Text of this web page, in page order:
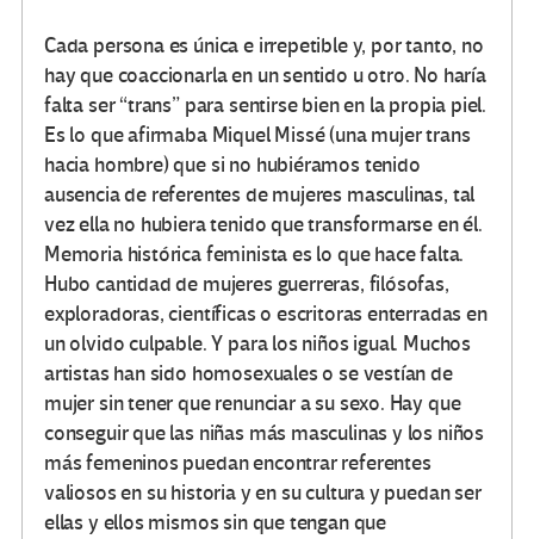
Cada persona es única e irrepetible y, por tanto, no
hay que coaccionarla en un sentido u otro. No haría
falta ser “trans” para sentirse bien en la propia piel.
Es lo que afirmaba Miquel Missé (una mujer trans
hacia hombre) que si no hubiéramos tenido
ausencia de referentes de mujeres masculinas, tal
vez ella no hubiera tenido que transformarse en él.
Memoria histórica feminista es lo que hace falta.
Hubo cantidad de mujeres guerreras, filósofas,
exploradoras, científicas o escritoras enterradas en
un olvido culpable. Y para los niños igual. Muchos
artistas han sido homosexuales o se vestían de
mujer sin tener que renunciar a su sexo. Hay que
conseguir que las niñas más masculinas y los niños
más femeninos puedan encontrar referentes
valiosos en su historia y en su cultura y puedan ser
ellas y ellos mismos sin que tengan que